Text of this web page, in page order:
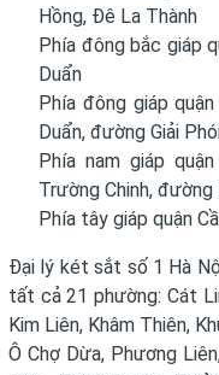
Hồng, Đê La Thành
Phía đông bắc giáp
Duẩn
Phía đông giáp
Duẩn, đường Giải
Phía nam giáp
Trường Chinh,
Phía tây giáp quận
Đại lý két sắt số 1 Hà
tất cả 21 phường: Cát
Kim Liên, Khâm Thiên,
Ô Chợ Dừa, Phương